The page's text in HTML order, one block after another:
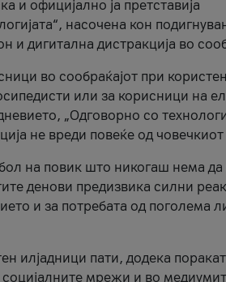
и официјално ја претставија
насочена кон
и дигитална дистракција во
во сообраќајот при
или за корисници на
„Одговорно со
не вреди повеќе од
на повик што никогаш нема да
денови предизвика силни
и за потребата од поголема
илјадници пати, додека
мрежи и во